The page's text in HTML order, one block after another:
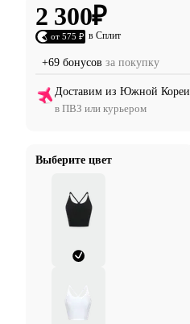
2 300₽
от 575 ₽ в Сплит
+69 бонусов за покупку
Доставим из Южной Кореи
в ПВЗ или курьером
Выберите цвет